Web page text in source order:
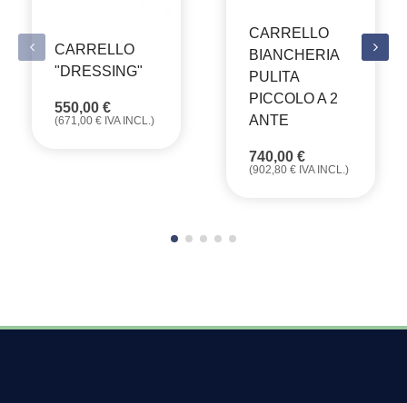
CARRELLO
"DRESSING"
550,00 €
(671,00 € IVA INCL.)
CARRELLO
BIANCHERIA
PULITA
PICCOLO A 2
ANTE
740,00 €
(902,80 € IVA INCL.)